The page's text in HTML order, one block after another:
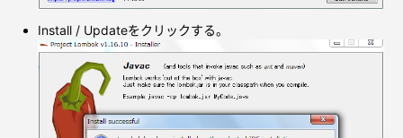
Install / Updateをクリックする。